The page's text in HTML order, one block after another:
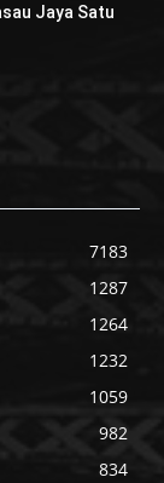
Jaya Satu
7183
1287
1264
1232
1059
982
834